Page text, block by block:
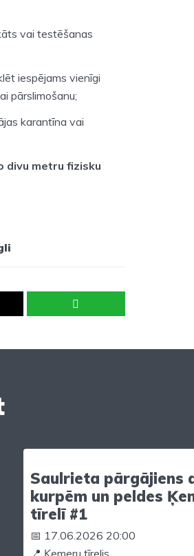
vai testēšanas
iespējams vienīgi
pārslimošanu;
karantīna vai
divu metru fizisku
Saulrieta pārgājiens
kurpēm un peldes
tīrelī #1
📅 17.06.2026 20:00
📍 Ķemeru tīrelis